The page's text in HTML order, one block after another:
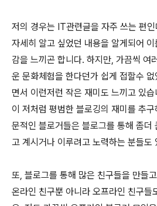
저의 경우는 IT관련글을 자주 쓰는 편
자세히 알고 싶었던 내용을 알게되어
감을 느끼곤 합니다. 하지만, 가끔씩 여
운 문화체험을 한다던가 쉽게 접할수
면서 이런저런 작은 재미도 느끼고 있
이 저처럼 평범한 블로깅의 재미를 추
문적인 블로거들은 블로그를 통해 좀더
고 계시거나 이루려고 노력하는 분들도
또, 블로그를 통해 많은 친구들을 만들
온라인 친구뿐 아니라 오프라인 친구들